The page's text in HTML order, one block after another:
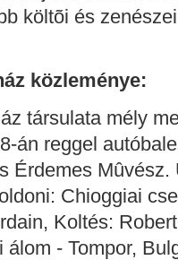
költõi és
közleménye:
társulata mély
án reggel
Érdemes
Chioggiai
Koltés:
álom - Tompor,